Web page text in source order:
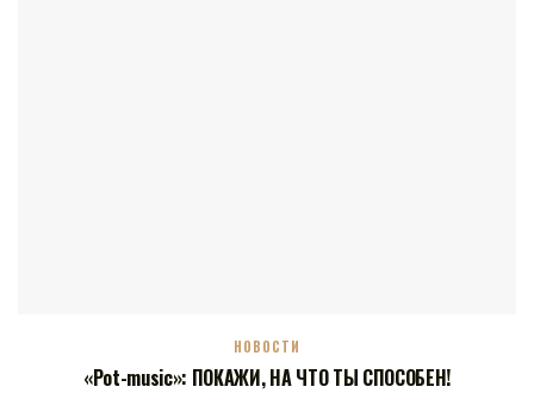
НОВОСТИ
«Pot-music»: ПОКАЖИ, НА ЧТО ТЫ СПОСОБЕН!